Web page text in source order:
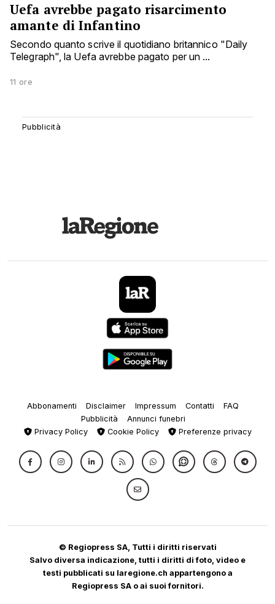
Uefa avrebbe pagato risarcimento
amante di Infantino
Secondo quanto scrive il quotidiano britannico "Daily
Telegraph", la Uefa avrebbe pagato per un ...
11 ore
Abbonamenti Disclaimer Impressum Contatti
FAQ
Pubblicità
Annunci funebri
Privacy Policy
Cookie Policy Preferenze privacy
© Regiopress SA, Tutti i diritti riservati
Salvo diversa indicazione, tutti i diritti di foto, video e
testi pubblicati su laregione.ch appartengono a
Regiopress SA o ai suoi fornitori.